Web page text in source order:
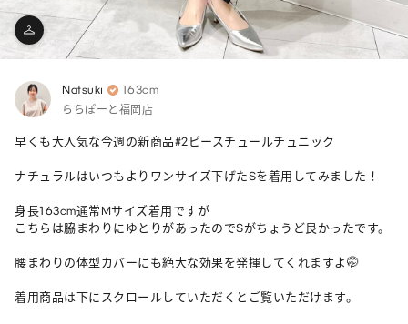
Natsuki 163cm
ららぽーと福岡店
早くも大人気な今週の新商品#2ピースチュールチュニック
ナチュラルはいつもよりワンサイズ下げたSを着用してみました！
身長163cm通常Mサイズ着用ですが
こちらは脇まわりにゆとりがあったのでSがちょうど良かったです。
腰まわりの体型カバーにも絶大な効果を発揮してくれますよ🤭
着用商品は下にスクロールしていただくとご覧いただけます。